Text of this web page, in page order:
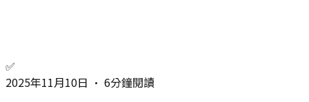
✅
2025年11月10日 • 6分鐘閱讀